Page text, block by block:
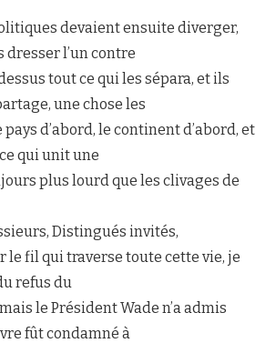
devaient ensuite diverger,
dresser l’un contre
tout ce qui les sépara, et ils
une chose les
d’abord, le continent d’abord, et
qui unit une
plus lourd que les clivages de
Distingués invités,
le fil qui traverse toute cette vie, je
refus du
le Président Wade n’a admis
fût condamné à